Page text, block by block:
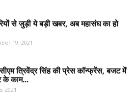
से जुड़ी ये बड़ी खबर, अब महासंघ का हो
19, 2021
त्रिवेंद्र सिंह की प्रेस कॉन्फ्रेंस, बजट में
के काम...
2021